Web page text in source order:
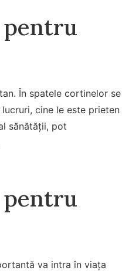
pentru
În spatele cortinelor se
cine le este prieten
sănătății, pot
pentru
va intra în viața